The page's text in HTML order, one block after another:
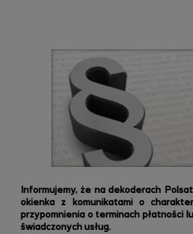
Informujemy, że na dekoderach
okienka z komunikatami o
przypomnienia o terminach płatności
świadczonych usług.